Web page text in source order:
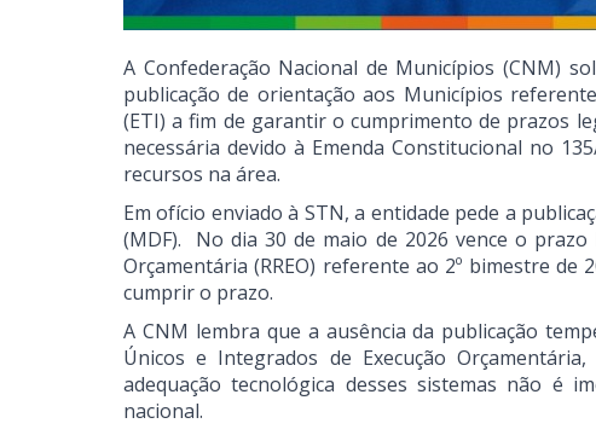
A Confederação Nacional de Municípios (CNM)
publicação de orientação aos Municípios
(ETI) a fim de garantir o cumprimento de prazos
necessária devido à Emenda Constitucional no
recursos na área.
Em ofício enviado à STN, a entidade pede a
(MDF). No dia 30 de maio de 2026 vence o
Orçamentária (RREO) referente ao 2º bimestre
cumprir o prazo.
A CNM lembra que a ausência da publicação
Únicos e Integrados de Execução
adequação tecnológica desses sistemas não é
nacional.